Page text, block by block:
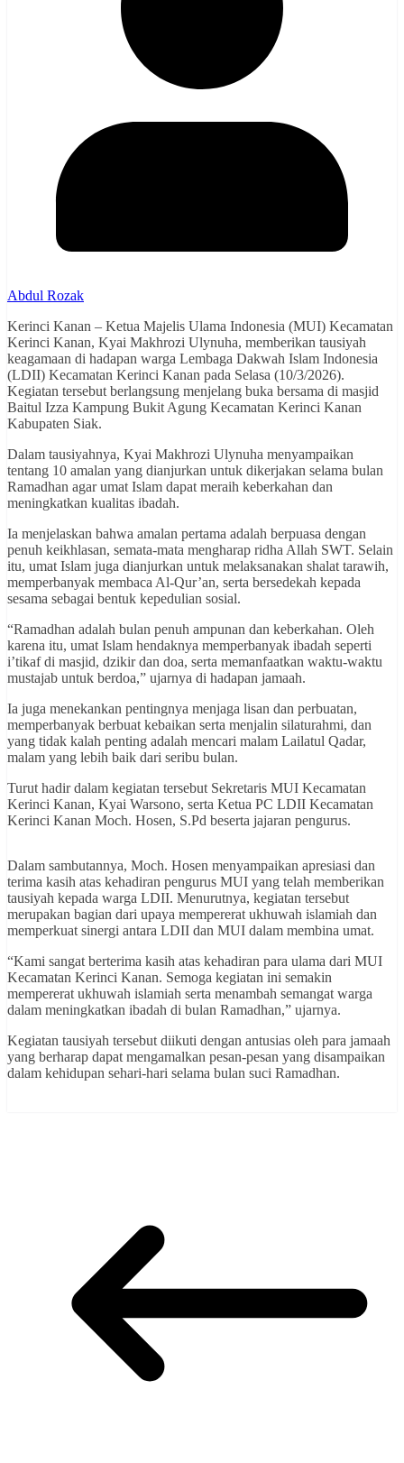
Abdul Rozak
Kerinci Kanan – Ketua Majelis Ulama Indonesia (MUI) Kecamatan
Kerinci Kanan, Kyai Makhrozi Ulynuha, memberikan tausiyah
keagamaan di hadapan warga Lembaga Dakwah Islam Indonesia
(LDII) Kecamatan Kerinci Kanan pada Selasa (10/3/2026).
Kegiatan tersebut berlangsung menjelang buka bersama di masjid
Baitul Izza Kampung Bukit Agung Kecamatan Kerinci Kanan
Kabupaten Siak.
Dalam tausiyahnya, Kyai Makhrozi Ulynuha menyampaikan
tentang 10 amalan yang dianjurkan untuk dikerjakan selama bulan
Ramadhan agar umat Islam dapat meraih keberkahan dan
meningkatkan kualitas ibadah.
Ia menjelaskan bahwa amalan pertama adalah berpuasa dengan
penuh keikhlasan, semata-mata mengharap ridha Allah SWT. Selain
itu, umat Islam juga dianjurkan untuk melaksanakan shalat tarawih,
memperbanyak membaca Al-Qur’an, serta bersedekah kepada
sesama sebagai bentuk kepedulian sosial.
“Ramadhan adalah bulan penuh ampunan dan keberkahan. Oleh
karena itu, umat Islam hendaknya memperbanyak ibadah seperti
i’tikaf di masjid, dzikir dan doa, serta memanfaatkan waktu-waktu
mustajab untuk berdoa,” ujarnya di hadapan jamaah.
Ia juga menekankan pentingnya menjaga lisan dan perbuatan,
memperbanyak berbuat kebaikan serta menjalin silaturahmi, dan
yang tidak kalah penting adalah mencari malam Lailatul Qadar,
malam yang lebih baik dari seribu bulan.
Turut hadir dalam kegiatan tersebut Sekretaris MUI Kecamatan
Kerinci Kanan, Kyai Warsono, serta Ketua PC LDII Kecamatan
Kerinci Kanan Moch. Hosen, S.Pd beserta jajaran pengurus.
Dalam sambutannya, Moch. Hosen menyampaikan apresiasi dan
terima kasih atas kehadiran pengurus MUI yang telah memberikan
tausiyah kepada warga LDII. Menurutnya, kegiatan tersebut
merupakan bagian dari upaya mempererat ukhuwah islamiah dan
memperkuat sinergi antara LDII dan MUI dalam membina umat.
“Kami sangat berterima kasih atas kehadiran para ulama dari MUI
Kecamatan Kerinci Kanan. Semoga kegiatan ini semakin
mempererat ukhuwah islamiah serta menambah semangat warga
dalam meningkatkan ibadah di bulan Ramadhan,” ujarnya.
Kegiatan tausiyah tersebut diikuti dengan antusias oleh para jamaah
yang berharap dapat mengamalkan pesan-pesan yang disampaikan
dalam kehidupan sehari-hari selama bulan suci Ramadhan.